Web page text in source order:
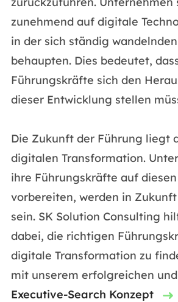
zunehmend auf digitale
in der sich ständig
behaupten. Dies bedeutet,
Führungskräfte sich den
dieser Entwicklung stellen
Die Zukunft der Führung liegt
digitalen Transformation.
ihre Führungskräfte auf
vorbereiten, werden in
sein. SK Solution Consulting
dabei, die richtigen
digitale Transformation zu
mit unserem erfolgreichen
Executive-Search Konzept